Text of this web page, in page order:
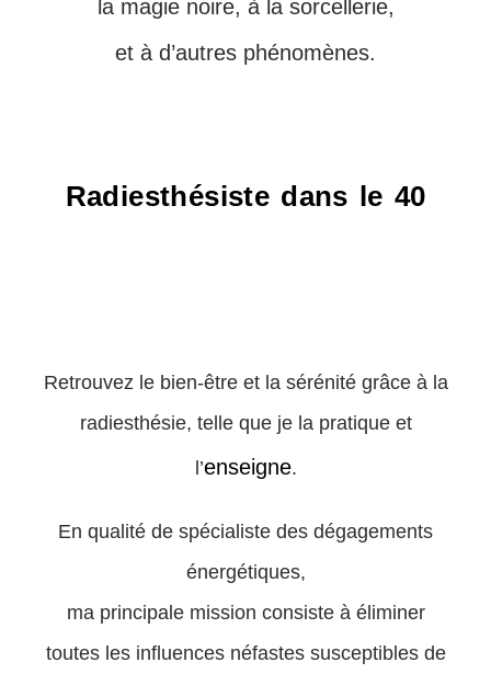
la magie noire, à la sorcellerie,
et à d’autres phénomènes.
Radiesthésiste dans le 40
Retrouvez le bien-être et la sérénité grâce à la
radiesthésie, telle que je la pratique et
l’enseigne.
En qualité de spécialiste des dégagements
énergétiques,
ma principale mission consiste à éliminer
toutes les influences néfastes susceptibles de